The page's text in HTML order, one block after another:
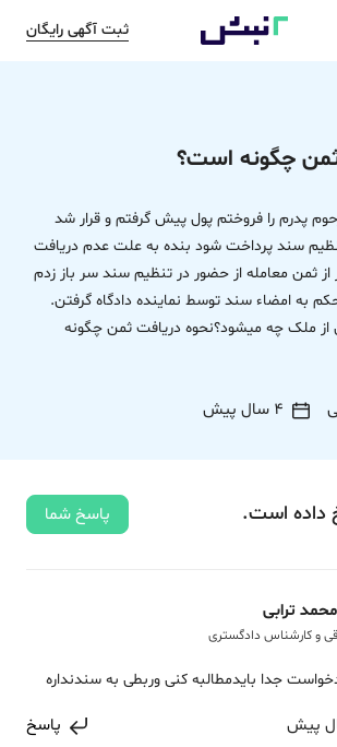
ثبت آگهی رایگان
چگونه است؟
پدرم را فروختم پول پیش گرفتم و قرار شد
سند پرداخت شود بنده به علت عدم دریافت
از ثمن‌ معامله از حضور در تنظیم سند سر باز زدم
به امضاء سند توسط نماینده دادگاه گرفتن.
ملک چه میشود؟نحوه دریافت ثمن‌ چگونه
4 سال پیش
داده‌ است. پاسخ شما
ترابی
و کارشناس دادگستری
جدا بایدمطالبه کنی وربطی به سندنداره
پاسخ